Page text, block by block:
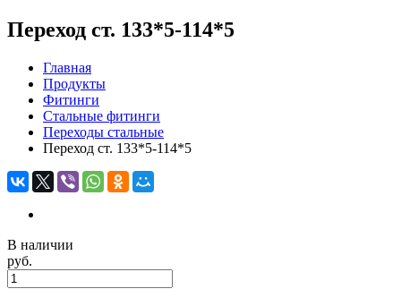
Переход ст. 133*5-114*5
Главная
Продукты
Фитинги
Стальные фитинги
Переходы стальные
Переход ст. 133*5-114*5
В наличии
руб.